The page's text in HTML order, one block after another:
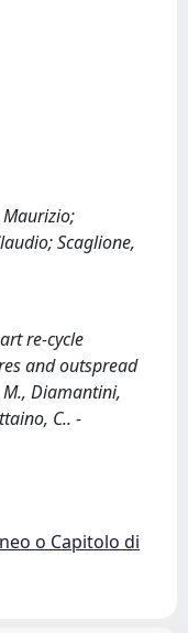
Scaglione,
re-cycle
and outspread
Diamantini,
C.. -
o Capitolo di